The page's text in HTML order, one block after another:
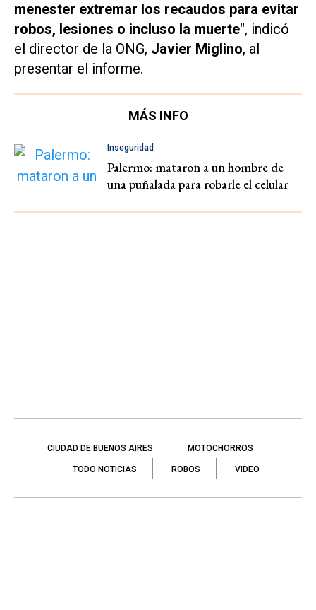
menester extremar los recaudos para evitar
robos, lesiones o incluso la muerte", indicó
el director de la ONG, Javier Miglino, al
presentar el informe.
MÁS INFO
Inseguridad
Palermo: mataron a un hombre de
una puñalada para robarle el celular
CIUDAD DE BUENOS AIRES MOTOCHORROS
TODO NOTICIAS ROBOS VIDEO